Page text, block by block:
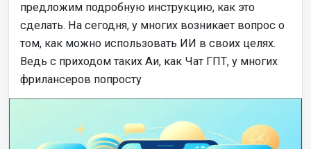
предложим подробную инструкцию, как это
сделать. На сегодня, у многих возникает вопрос о
том, как можно использовать ИИ в своих целях.
Ведь с приходом таких Аи, как Чат ГПТ, у многих
фрилансеров попросту